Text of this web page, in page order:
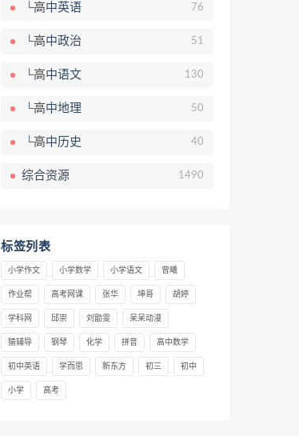
└高中英语 76
└高中政治 51
└高中语文 130
└高中地理 50
└高中历史 40
综合资源 1490
标签列表
小学作文 小学数学 小学语文 曾曦
作业帮 高考网课 张华 坤哥 胡婷
学科网 邱崇 刘勖雯 呆呆动漫
猿辅导 钢琴 化学 拼音 高中数学
初中英语 学而思 新东方 初三 初中
小学 高考